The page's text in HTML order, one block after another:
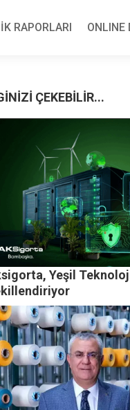
RAPORLARI ONLINE
ÇEKEBİLİR...
Yeşil